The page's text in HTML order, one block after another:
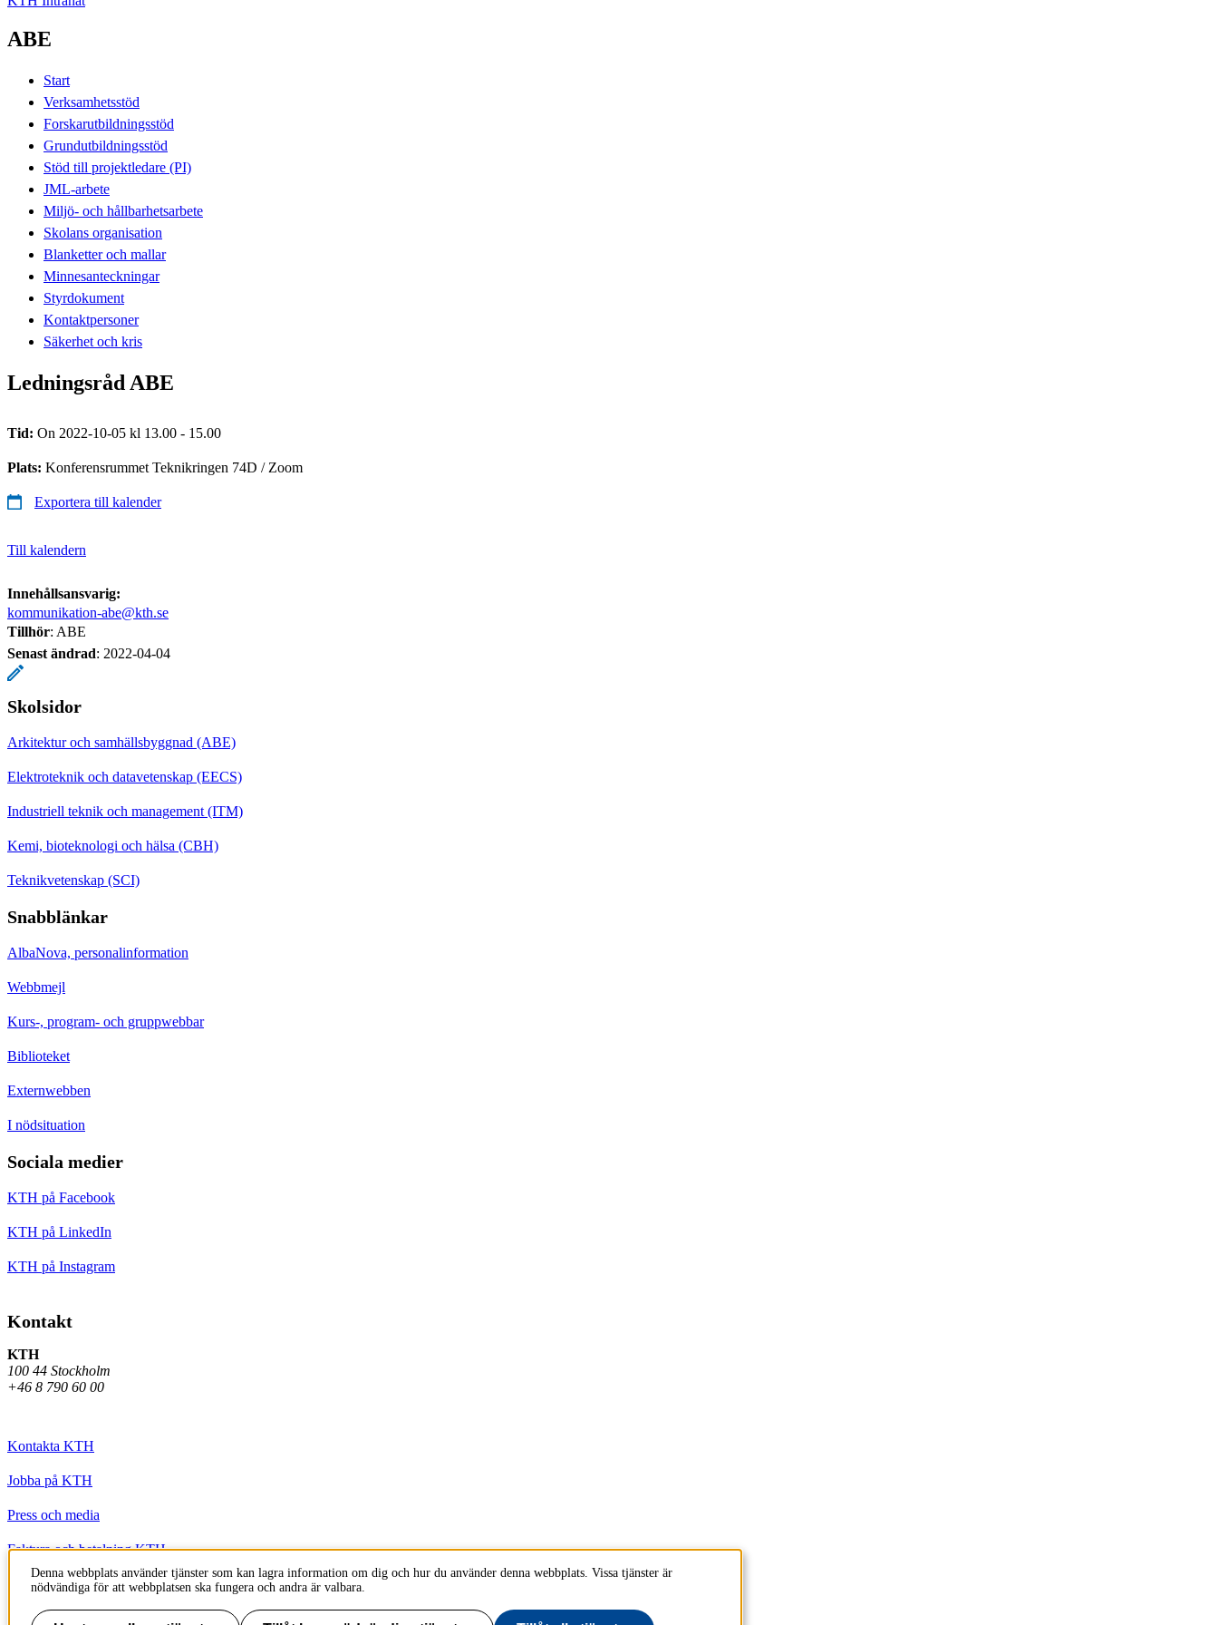
ABE
Start
Verksamhetsstöd
Forskarutbildningsstöd
Grundutbildningsstöd
Stöd till projektledare (PI)
JML-arbete
Miljö- och hållbarhetsarbete
Skolans organisation
Blanketter och mallar
Minnesanteckningar
Styrdokument
Kontaktpersoner
Säkerhet och kris
Ledningsråd ABE
Tid: On 2022-10-05 kl 13.00 - 15.00
Plats: Konferensrummet Teknikringen 74D / Zoom
Exportera till kalender
Till kalendern
Innehållsansvarig:
kommunikation-abe@kth.se
Tillhör: ABE
Senast ändrad: 2022-04-04
Skolsidor
Arkitektur och samhällsbyggnad (ABE)
Elektroteknik och datavetenskap (EECS)
Industriell teknik och management (ITM)
Kemi, bioteknologi och hälsa (CBH)
Teknikvetenskap (SCI)
Snabblänkar
AlbaNova, personalinformation
Webbmejl
Kurs-, program- och gruppwebbar
Biblioteket
Externwebben
I nödsituation
Sociala medier
KTH på Facebook
KTH på LinkedIn
KTH på Instagram
Kontakt
KTH
100 44 Stockholm
+46 8 790 60 00
Kontakta KTH
Jobba på KTH
Press och media
Faktura och betalning KTH
Om KTH:s webbplatser
Tillgänglighetsredogörelse
Denna webbplats använder tjänster som kan lagra information om dig och hur du använder denna webbplats. Vissa tjänster är
nödvändiga för att webbplatsen ska fungera och andra är valbara.